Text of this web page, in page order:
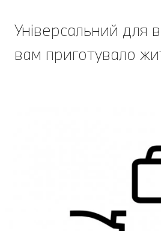
Універсальний для
вам приготувало